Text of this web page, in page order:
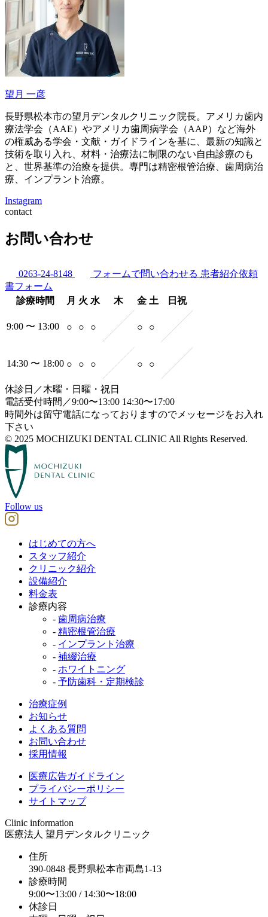
望月 一彦
長野県松本市の望月デンタルクリニック院長。アメリカ歯内
療法学会（AAE）やアメリカ歯周病学会（AAP）など海外
の権威ある学会・文献・ガイドラインを基に、最新の知識と
技術を取り入れ、材料・治療法に制限のない自由診療のも
と、世界基準の治療を提供。専門は精密根管治療、歯周病治
療、インプラント治療。
Instagram
contact
お問い合わせ
0263-24-8148 フォームで問い合わせる 患者紹介依頼
書フォーム
診療時間
月 火 水 木 金 土 日祝
9:00 〜 13:00 ○ ○ ○ ○ ○
14:30 〜 18:00 ○ ○ ○ ○ ○
休診日／木曜・日曜・祝日
電話受付時間／9:00〜13:00 14:30〜17:00
時間外は留守電話になっておりますのでメッセージをお入れ
下さい
© 2025 MOCHIZUKI DENTAL CLINIC All Rights Reserved.
Follow us
はじめての方へ
スタッフ紹介
クリニック紹介
設備紹介
料金表
診療内容
- 歯周病治療
- 精密根管治療
- インプラント治療
- 補綴治療
- ホワイトニング
- 予防歯科・定期検診
治療症例
お知らせ
よくある質問
お問い合わせ
採用情報
医療広告ガイドライン
プライバシーポリシー
サイトマップ
Clinic information
医療法人 望月デンタルクリニック
住所
390-0848 長野県松本市両島1-13
診療時間
9:00〜13:00 / 14:30〜18:00
休診日